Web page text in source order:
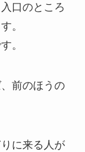
口のところ
。
。
前のほうの
に来る人が